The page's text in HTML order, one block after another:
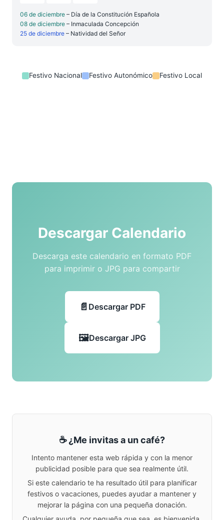
06 de diciembre – Día de la Constitución Española
08 de diciembre – Inmaculada Concepción
25 de diciembre – Natividad del Señor
Festivo Nacional Festivo Autonómico Festivo Local
Descargar Calendario
Descarga este calendario en formato PDF
para imprimir o JPG para compartir
Descargar PDF
Descargar JPG
☕ ¿Me invitas a un café?
Intento mantener esta web rápida y con la menor
publicidad posible para que sea realmente útil.
Si este calendario te ha resultado útil para planificar
festivos o vacaciones, puedes ayudar a mantener y
mejorar la página con una pequeña donación.